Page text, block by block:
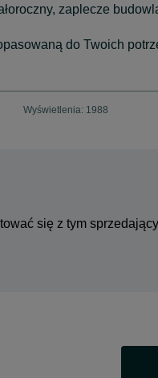
zaplecze
do Twoich
Wyświetlenia: 1988
się z tym